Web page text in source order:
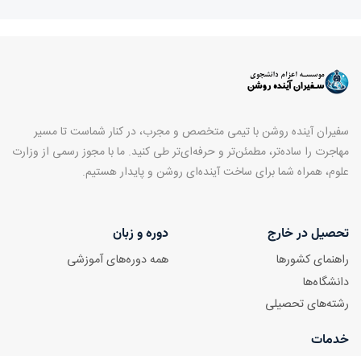
سفیران آینده روشن با تیمی متخصص و مجرب، در کنار شماست تا مسیر
مهاجرت را ساده‌تر، مطمئن‌تر و حرفه‌ای‌تر طی کنید. ما با مجوز رسمی از وزارت
علوم، همراه شما برای ساخت آینده‌ای روشن و پایدار هستیم.
تحصیل در خارج
راهنمای کشورها
دانشگاه‌ها
رشته‌های تحصیلی
دوره و زبان
همه دوره‌های آموزشی
خدمات